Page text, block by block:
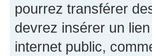
pourrez transférer
devrez insérer un
internet public,